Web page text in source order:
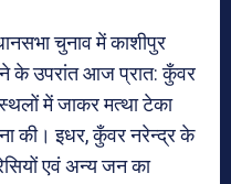
चुनाव में काशीपुर
के उपरांत आज प्रात: कुँवर
में जाकर मत्था टेका
की। इधर, कुँवर नरेन्द्र के
एवं अन्य जन का